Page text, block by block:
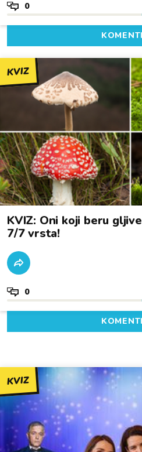
0
KVIZ
KVIZ: Oni koji beru
7/7 vrsta!
0
KVIZ